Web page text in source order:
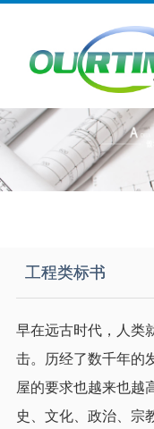
工程类标书
早在远古时代，人类
击。历经了数千年的
屋的要求也越来也越
史、文化、政治、宗